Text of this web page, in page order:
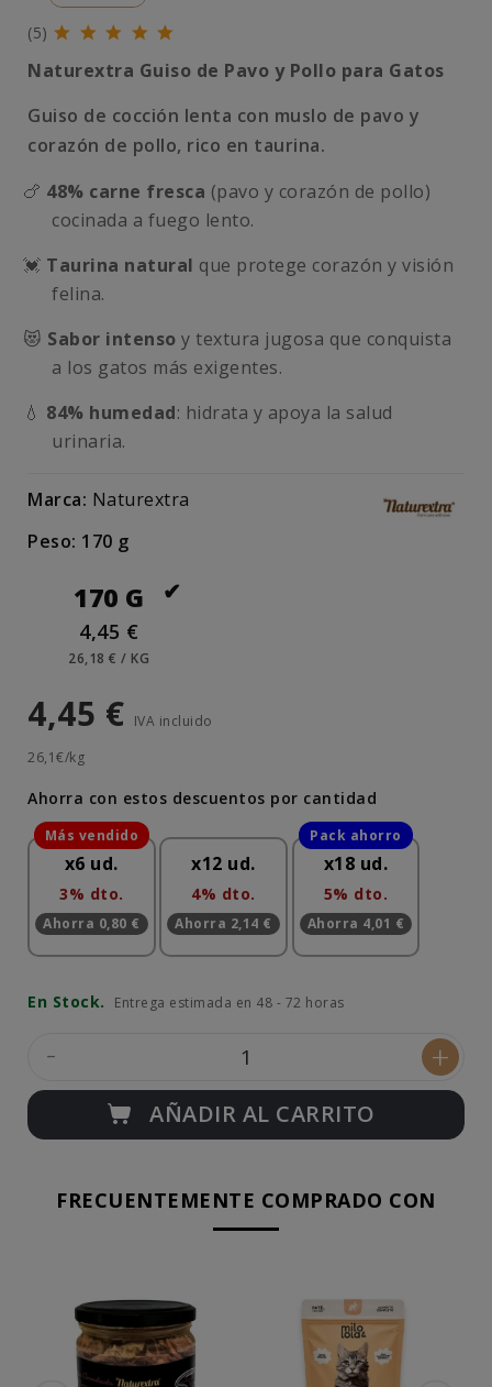
(5)
Naturextra Guiso de Pavo y Pollo para Gatos
Guiso de cocción lenta con muslo de pavo y
corazón de pollo, rico en taurina.
🍗 48% carne fresca (pavo y corazón de pollo)
cocinada a fuego lento.
💓 Taurina natural que protege corazón y visión
felina.
😻 Sabor intenso y textura jugosa que conquista
a los gatos más exigentes.
💧 84% humedad: hidrata y apoya la salud
urinaria.
Marca: Naturextra
Peso: 170 g
170 G
4,45 €
26,18 € / KG
4,45 € IVA incluido
26,1€/kg
Ahorra con estos descuentos por cantidad
x6 ud.
3% dto.
Ahorra 0,80 €
x12 ud.
4% dto.
Ahorra 2,14 €
x18 ud.
5% dto.
Ahorra 4,01 €
En Stock. Entrega estimada en 48 - 72 horas
- +
AÑADIR AL CARRITO
FRECUENTEMENTE COMPRADO CON